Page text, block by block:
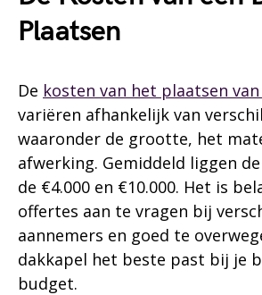
Plaatsen
De kosten van het plaatsen
variëren afhankelijk van
waaronder de grootte, het
afwerking. Gemiddeld liggen
de €4.000 en €10.000. Het is
offertes aan te vragen bij
aannemers en goed te
dakkapel het beste past bij je
budget.